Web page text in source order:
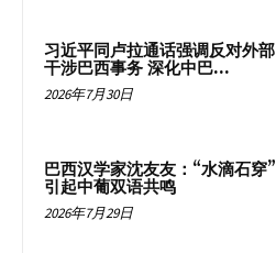
习近平同卢拉通话强调反对外部
干涉巴西事务 深化中巴...
2026年7月30日
巴西汉学家沈友友：“水滴石穿”
引起中葡双语共鸣
2026年7月29日